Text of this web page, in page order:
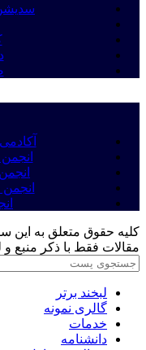
کلیه حقوق متعلق به این
مقالات فقط با ذکر منبع
لبخند برتر
گالری نمونه
خدمات
دانشنامه